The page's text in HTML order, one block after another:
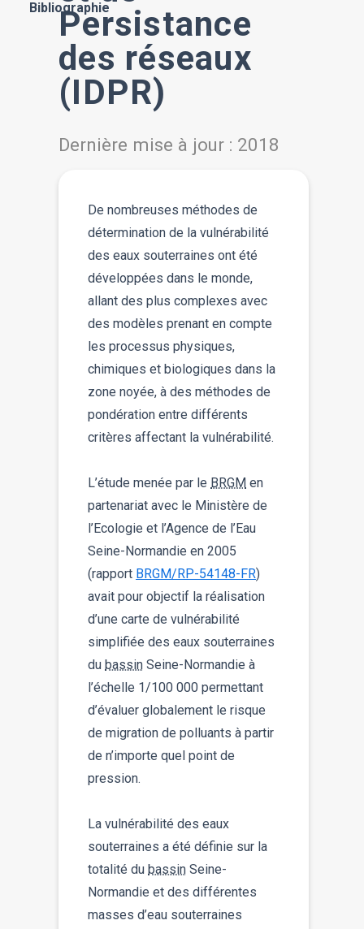
Bibliographie
Persistance
des réseaux
(IDPR)
Dernière mise à jour : 2018
De nombreuses méthodes de
détermination de la vulnérabilité
des eaux souterraines ont été
développées dans le monde,
allant des plus complexes avec
des modèles prenant en compte
les processus physiques,
chimiques et biologiques dans la
zone noyée, à des méthodes de
pondération entre différents
critères affectant la vulnérabilité.
L’étude menée par le BRGM en
partenariat avec le Ministère de
l’Ecologie et l’Agence de l’Eau
Seine-Normandie en 2005
(rapport BRGM/RP-54148-FR)
avait pour objectif la réalisation
d’une carte de vulnérabilité
simplifiée des eaux souterraines
du bassin Seine-Normandie à
l’échelle 1/100 000 permettant
d’évaluer globalement le risque
de migration de polluants à partir
de n’importe quel point de
pression.
La vulnérabilité des eaux
souterraines a été définie sur la
totalité du bassin Seine-
Normandie et des différentes
masses d’eau souterraines